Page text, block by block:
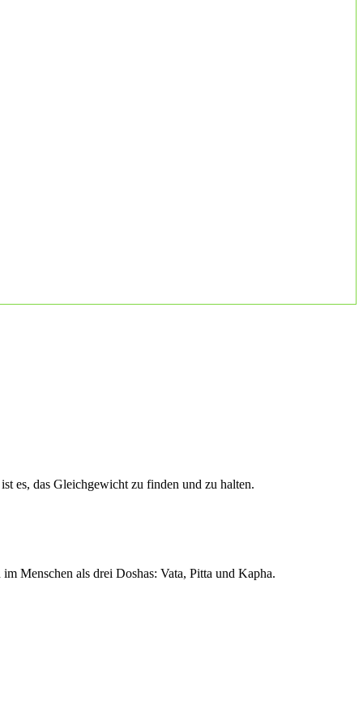
es, das Gleichgewicht zu finden und zu halten.
Menschen als drei Doshas: Vata, Pitta und Kapha.